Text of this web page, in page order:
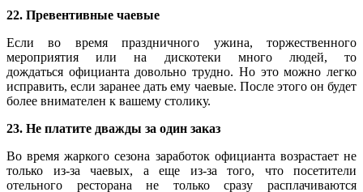
22. Превентивные чаевые
Если во время праздничного ужина, торжественного
мероприятия или на дискотеки много людей, то
дождаться официанта довольно трудно. Но это можно легко
исправить, если заранее дать ему чаевые. После этого он будет
более внимателен к вашему столику.
23. Не платите дважды за один заказ
Во время жаркого сезона заработок официанта возрастает не
только из-за чаевых, а еще из-за того, что посетители
отельного ресторана не только сразу расплачиваются